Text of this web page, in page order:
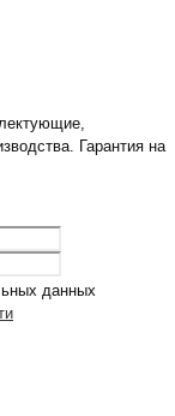
Гарантия на
данных